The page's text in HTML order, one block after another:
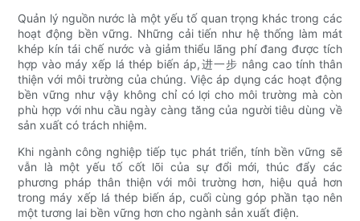
Quản lý nguồn nước là một yếu tố quan trọng khác trong các
hoạt động bền vững. Những cải tiến như hệ thống làm mát
khép kín tái chế nước và giảm thiểu lãng phí đang được tích
hợp vào máy xếp lá thép biến áp,进一步 nâng cao tính thân
thiện với môi trường của chúng. Việc áp dụng các hoạt động
bền vững như vậy không chỉ có lợi cho môi trường mà còn
phù hợp với nhu cầu ngày càng tăng của người tiêu dùng về
sản xuất có trách nhiệm.
Khi ngành công nghiệp tiếp tục phát triển, tính bền vững sẽ
vẫn là một yếu tố cốt lõi của sự đổi mới, thúc đẩy các
phương pháp thân thiện với môi trường hơn, hiệu quả hơn
trong máy xếp lá thép biến áp, cuối cùng góp phần tạo nên
một tương lai bền vững hơn cho ngành sản xuất điện.